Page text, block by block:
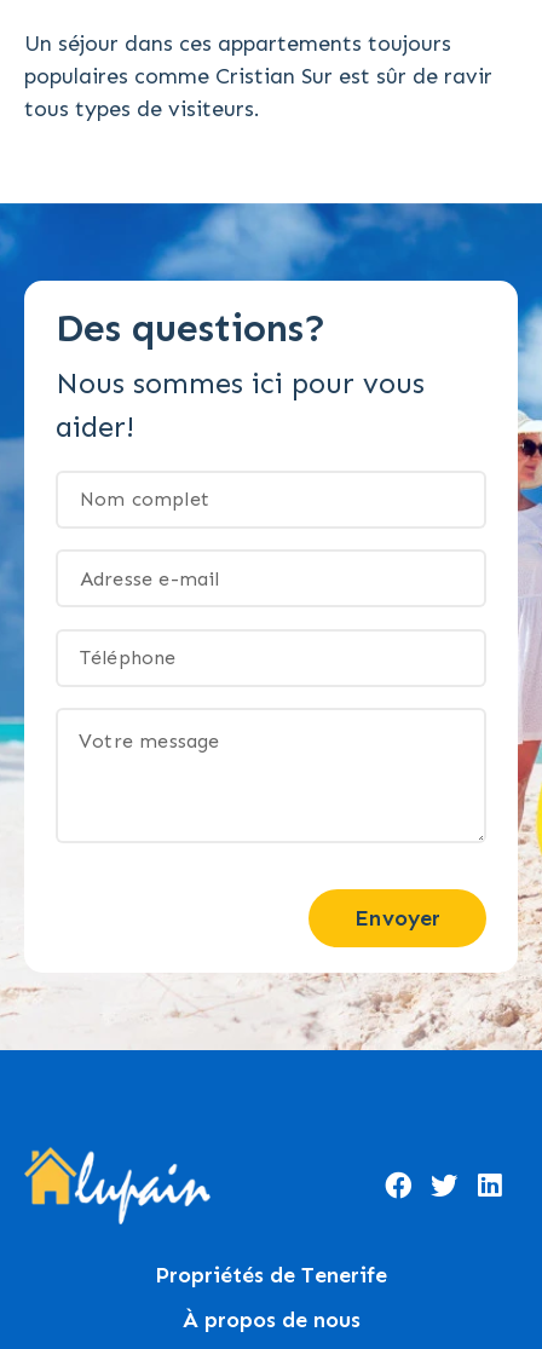
Un séjour dans ces appartements toujours
populaires comme Cristian Sur est sûr de ravir
tous types de visiteurs.
Des questions?
Nous sommes ici pour vous
aider!
Envoyer
Propriétés de Tenerife
À propos de nous